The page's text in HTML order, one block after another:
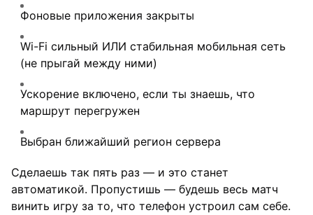
Фоновые приложения закрыты
Wi-Fi сильный ИЛИ стабильная мобильная сеть
(не прыгай между ними)
Ускорение включено, если ты знаешь, что
маршрут перегружен
Выбран ближайший регион сервера
Сделаешь так пять раз — и это станет
автоматикой. Пропустишь — будешь весь матч
винить игру за то, что телефон устроил сам себе.